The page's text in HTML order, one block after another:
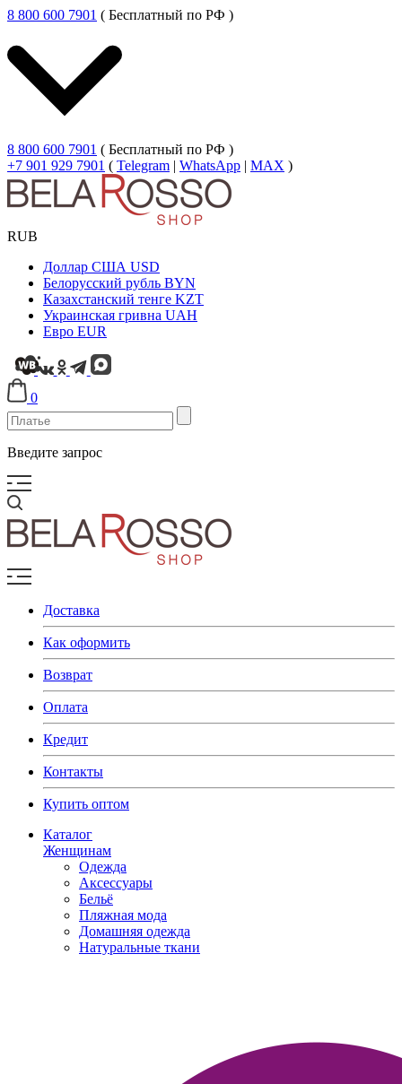
8 800 600 7901 ( Бесплатный по РФ )
8 800 600 7901 ( Бесплатный по РФ )
+7 901 929 7901 ( Telegram | WhatsApp | MAX )
RUB
Доллар США USD
Белорусский рубль BYN
Казахстанский тенге KZT
Украинская гривна UAH
Евро EUR
0
Введите запрос
Доставка
Как оформить
Возврат
Оплата
Кредит
Контакты
Купить оптом
Каталог
Женщинам
Одежда
Аксессуары
Бельё
Пляжная мода
Домашняя одежда
Натуральные ткани